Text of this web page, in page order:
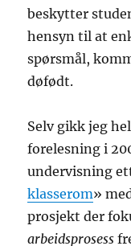
beskytter
hensyn til at
spørsmål,
døfødt.
Selv gikk jeg
forelesning i
undervisning
klasserom»
prosjekt der
arbeidsprosess